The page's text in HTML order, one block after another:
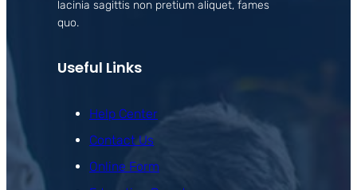
lacinia sagittis non pretium aliquet, fames
quo.
Useful Links
Help Center
Contact Us
Online Form